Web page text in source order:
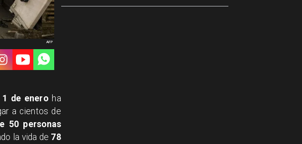
AFP
1 de enero ha
a cientos de
50 personas
la vida de 78